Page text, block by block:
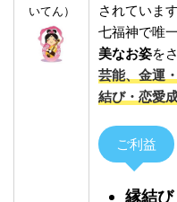
いてん）
されています
七福神で唯
美なお姿を
芸能、金運
結び・恋愛
ご利益
縁結